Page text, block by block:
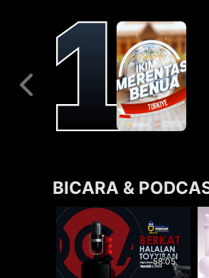
BICARA &
58:05